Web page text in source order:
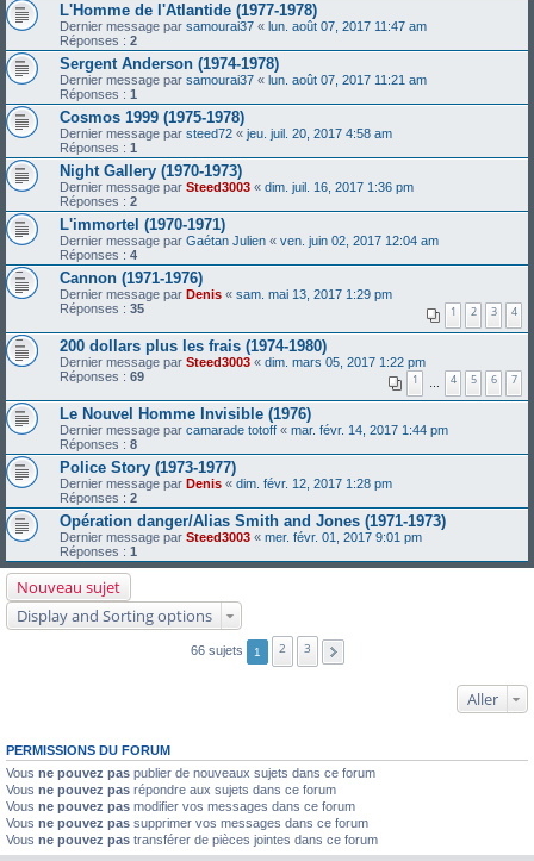
L'Homme de l'Atlantide (1977-1978)
Dernier message par samourai37 « lun. août 07, 2017 11:47 am
Réponses : 2
Sergent Anderson (1974-1978)
Dernier message par samourai37 « lun. août 07, 2017 11:21 am
Réponses : 1
Cosmos 1999 (1975-1978)
Dernier message par steed72 « jeu. juil. 20, 2017 4:58 am
Réponses : 1
Night Gallery (1970-1973)
Dernier message par Steed3003 « dim. juil. 16, 2017 1:36 pm
Réponses : 2
L'immortel (1970-1971)
Dernier message par Gaétan Julien « ven. juin 02, 2017 12:04 am
Réponses : 4
Cannon (1971-1976)
Dernier message par Denis « sam. mai 13, 2017 1:29 pm
Réponses : 35 1 2 3 4
200 dollars plus les frais (1974-1980)
Dernier message par Steed3003 « dim. mars 05, 2017 1:22 pm
Réponses : 69 1 … 4 5 6 7
Le Nouvel Homme Invisible (1976)
Dernier message par camarade totoff « mar. févr. 14, 2017 1:44 pm
Réponses : 8
Police Story (1973-1977)
Dernier message par Denis « dim. févr. 12, 2017 1:28 pm
Réponses : 2
Opération danger/Alias Smith and Jones (1971-1973)
Dernier message par Steed3003 « mer. févr. 01, 2017 9:01 pm
Réponses : 1
Nouveau sujet
Display and Sorting options
66 sujets 1 2 3
Aller
PERMISSIONS DU FORUM
Vous ne pouvez pas publier de nouveaux sujets dans ce forum
Vous ne pouvez pas répondre aux sujets dans ce forum
Vous ne pouvez pas modifier vos messages dans ce forum
Vous ne pouvez pas supprimer vos messages dans ce forum
Vous ne pouvez pas transférer de pièces jointes dans ce forum